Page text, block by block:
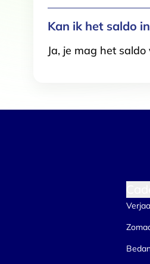
Kan ik het saldo
Ja, je mag het